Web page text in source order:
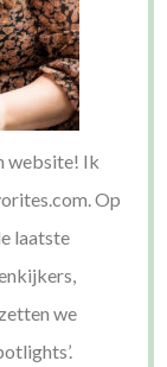
website! Ik
Op
laatste
we